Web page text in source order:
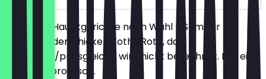
Bestelle 2 Hauptgerichte nach Wahl - Sambar
(Vegan) oder Chicken Kothu Rotti, das
günstigere/preisgleiche wird nicht berechnet. Nur eine
Einlösung pro Tisch.